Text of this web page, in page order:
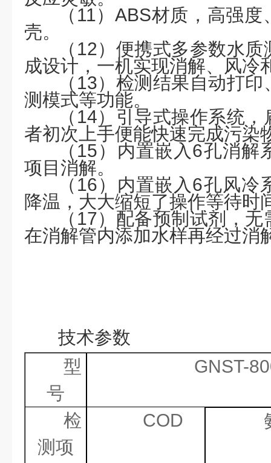
（ 11）ABS材质，高强
壳。
（ 12）便携式多参数水
成设计，一机实现消解、风冷
（ 13）检测结果自动打
测模式等功能。
（ 14）引导式操作系统
者初次上手便能快速完成污染
（ 15）内置嵌入6孔消解
项目消解。
（ 16）内置嵌入6孔风冷
降温，大大缩短了操作等待时
（ 17）配备预制试剂，
在消解管内添加水样再经过消
技术参数
型
号
GNST-
检
测项
COD